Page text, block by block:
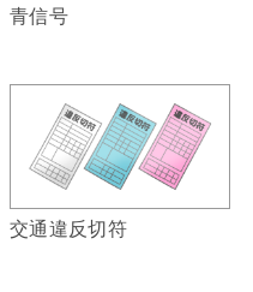
青信号
交通違反切符